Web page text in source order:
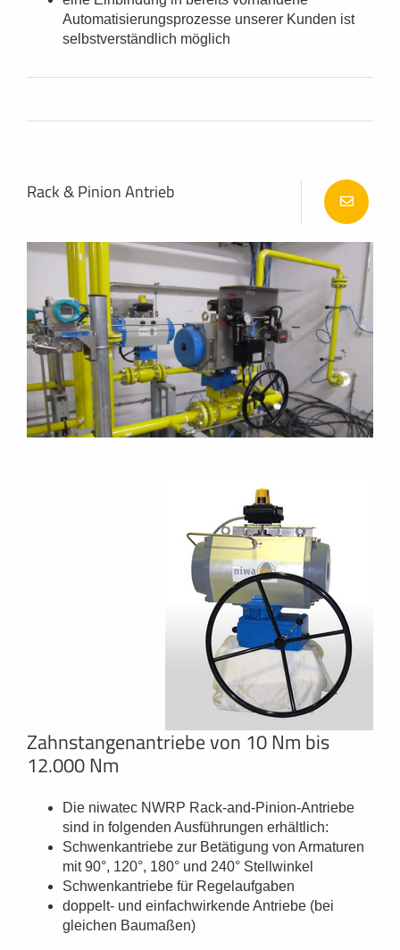
Automatisierungsprozesse unserer Kunden ist
selbstverständlich möglich
Rack & Pinion Antrieb
Zahnstangenantriebe von 10 Nm bis
12.000 Nm
Die niwatec NWRP Rack-and-Pinion-Antriebe
sind in folgenden Ausführungen erhältlich:
Schwenkantriebe zur Betätigung von Armaturen
mit 90°, 120°, 180° und 240° Stellwinkel
Schwenkantriebe für Regelaufgaben
doppelt- und einfachwirkende Antriebe (bei
gleichen Baumaßen)